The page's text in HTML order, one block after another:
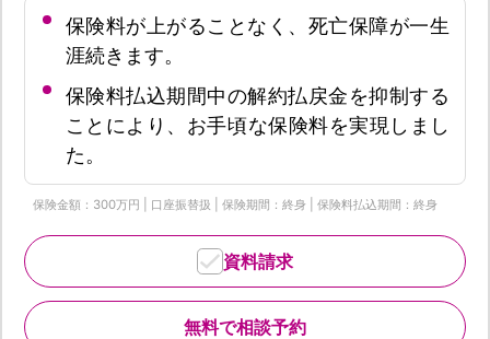
保険料が上がることなく、死亡保障が一生
涯続きます。
保険料払込期間中の解約払戻金を抑制する
ことにより、お手頃な保険料を実現しまし
た。
保険金額：300万円 | 口座振替扱 | 保険期間：終身 | 保険料払込期間：終身
無料で相談予約
資料請求